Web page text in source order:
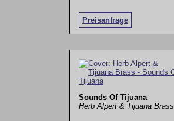
Preisanfrage
Sounds Of Tijuana
Herb Alpert & Tijuana Brass